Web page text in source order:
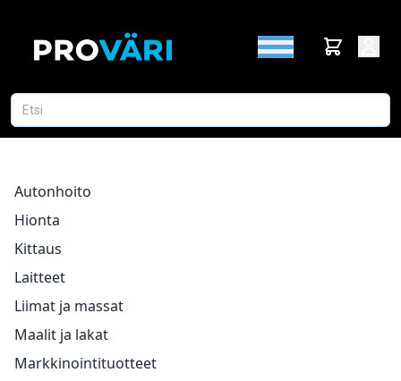
Autonhoito
Hionta
Kittaus
Laitteet
Liimat ja massat
Maalit ja lakat
Markkinointituotteet